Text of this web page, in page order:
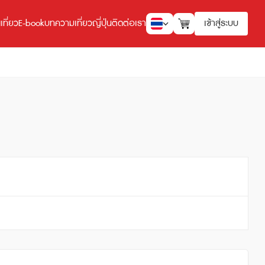
ที่ยวE-bookบทความเที่ยวญี่ปุ่นติดต่อเรา เข้าสู่ระบบ